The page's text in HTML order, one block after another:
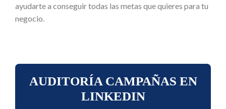
ayudarte a conseguir todas las metas que quieres para tu
negocio.
AUDITORÍA CAMPAÑAS EN
LINKEDIN